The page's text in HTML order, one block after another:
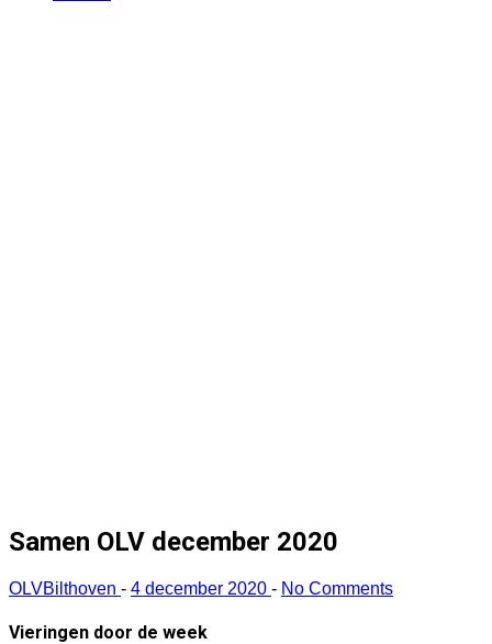
Samen OLV december 2020
OLVBilthoven - 4 december 2020 - No Comments
Vieringen door de week